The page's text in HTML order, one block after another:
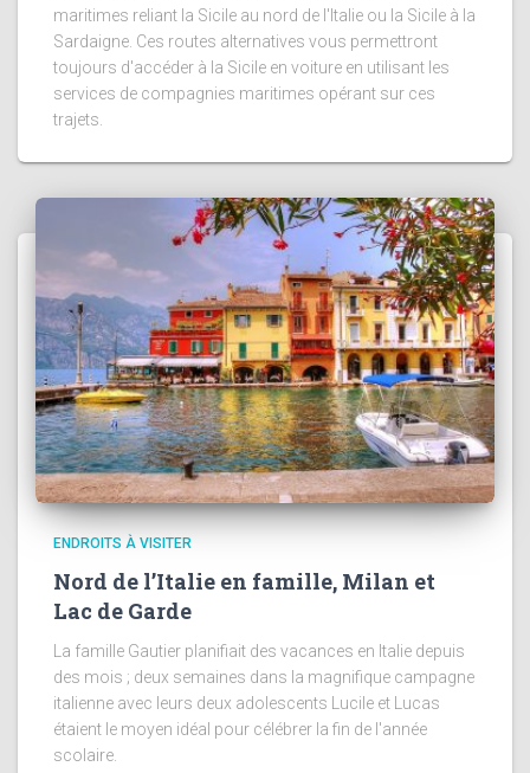
maritimes reliant la Sicile au nord de l'Italie ou la Sicile à la
Sardaigne. Ces routes alternatives vous permettront
toujours d'accéder à la Sicile en voiture en utilisant les
services de compagnies maritimes opérant sur ces
trajets.
ENDROITS À VISITER
Nord de l’Italie en famille, Milan et
Lac de Garde
La famille Gautier planifiait des vacances en Italie depuis
des mois ; deux semaines dans la magnifique campagne
italienne avec leurs deux adolescents Lucile et Lucas
étaient le moyen idéal pour célébrer la fin de l'année
scolaire.